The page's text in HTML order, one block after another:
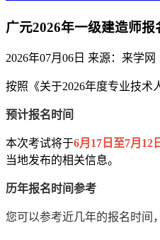
广元2026年一级建造师报
2026年07月06日 来源：来学网
按照《关于2026年度专业技术
预计报名时间
本次考试将于6月17日至7月12
当地发布的相关信息。
历年报名时间参考
您可以参考近几年的报名时间